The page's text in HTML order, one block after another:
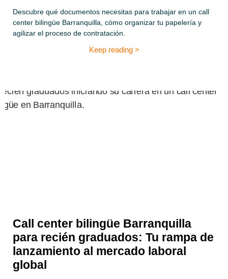
Descubre qué documentos necesitas para trabajar en un call
center bilingüe Barranquilla, cómo organizar tu papelería y
agilizar el proceso de contratación.
Keep reading >
Call center bilingüe Barranquilla
para recién graduados: Tu rampa de
lanzamiento al mercado laboral
global